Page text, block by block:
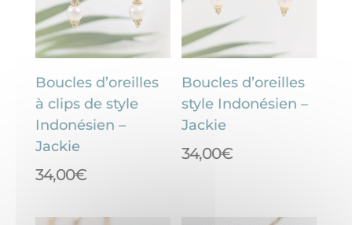
Boucles d’oreilles
à clips de style
Indonésien –
Jackie
34,00€
Boucles d’oreilles
style Indonésien –
Jackie
34,00€